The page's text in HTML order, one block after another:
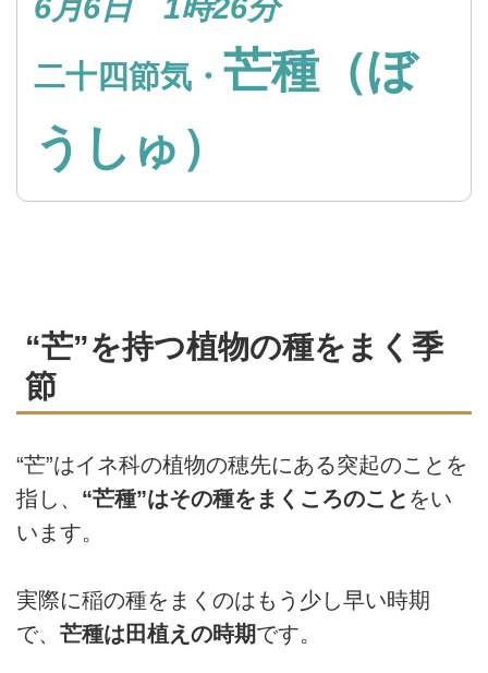
二十四節気・ 芒種（ぼ
うしゅ）
“芒”を持つ植物の種をまく季
節
“芒”はイネ科の植物の穂先にある突起のことを
指し、 “芒種”はその種をまくころのこと をい
います。
実際に稲の種をまくのはもう少し早い時期
で、 芒種は田植えの時期です。